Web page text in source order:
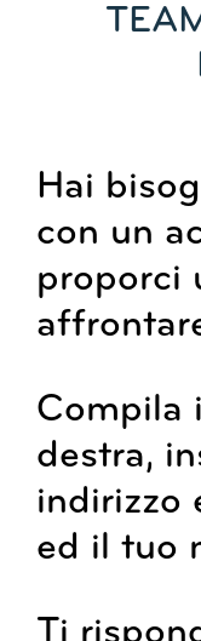
Hai
con un
proporci
Compila
destra,
indirizzo
ed il tuo